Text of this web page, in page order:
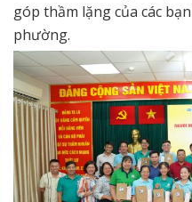
góp thầm lặng của các
phường.